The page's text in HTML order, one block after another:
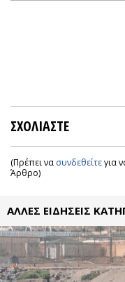
ΣΧΟΛΙΑΣΤΕ
(Πρέπει να συνδεθείτεγια
Άρθρο)
ΑΛΛΕΣ ΕΙΔΗΣΕΙΣ